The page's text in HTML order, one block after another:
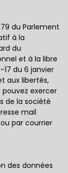
du Parlement
à la
du
et à la libre
du 6 janvier
aux libertés,
pouvez exercer
de la société
mail
par courrier
des données